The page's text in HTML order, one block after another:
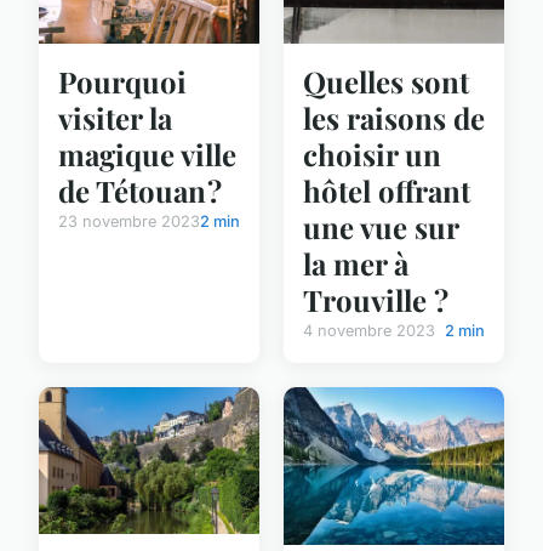
Pourquoi
visiter la
magique ville
de Tétouan ?
23 novembre 20232 min
Quelles sont
les raisons de
choisir un
hôtel offrant
une vue sur
la mer à
Trouville ?
4 novembre 2023 2 min